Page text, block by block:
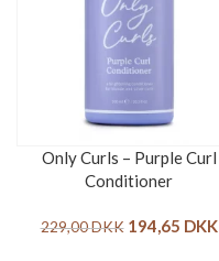
Only Curls – Purple Curl
Conditioner
229,00DKK 194,65 DKK